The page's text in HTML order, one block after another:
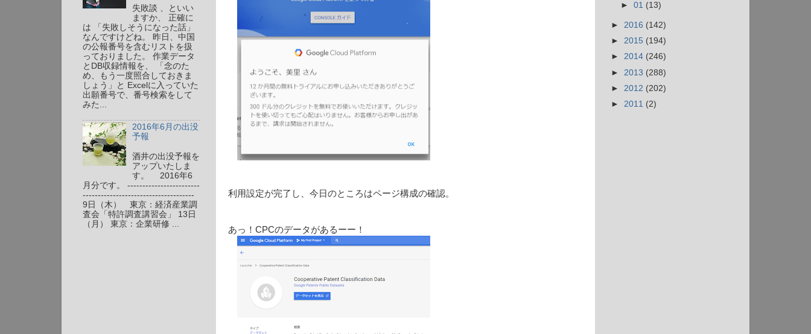
利用設定が完了し、今日のところはページ構成の確認。
あっ！CPCのデータがあるーー！
失敗談 、といい
ますか、 正確に
は 「失敗しそうになった話」
なんですけどね。 昨日、中国
の公報番号を含むリストを扱
っておりました。 作業データ
とDB収録情報を、 「念のた
め、もう一度照合しておきま
しょう」と Excelに入っていた
出願番号で、番号検索をして
みた...
2016年6月の出没
予報
酒井の出没予報を
アップいたしま
す。 2016年6
月分です。 ------------------------
-------------------------------------
9日（木） 東京：経済産業調
査会「特許調査講習会」 13日
（月） 東京：企業研修 ...
►01 (13)
► 2016 (142)
► 2015 (194)
► 2014 (246)
► 2013 (288)
► 2012 (202)
► 2011 (2)